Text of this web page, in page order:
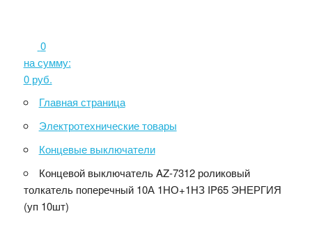
0
на сумму:
0руб.
Главная страница
Электротехнические товары
Концевые выключатели
Концевой выключатель AZ-7312 роликовый
толкатель поперечный 10А 1НО+1НЗ IP65 ЭНЕРГИЯ
(уп 10шт)